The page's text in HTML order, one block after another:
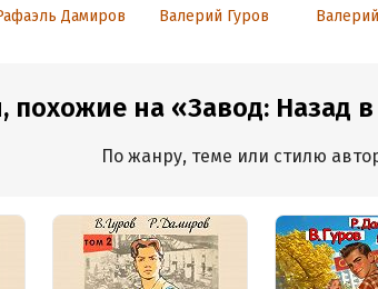
Дамиров
Валерий Гуров
похожие на «Завод: Назад
По жанру, теме или стилю